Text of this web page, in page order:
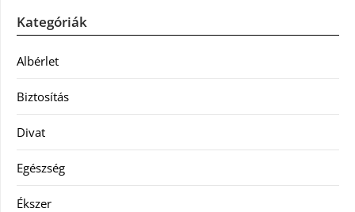
Kategóriák
Albérlet
Biztosítás
Divat
Egészség
Ékszer